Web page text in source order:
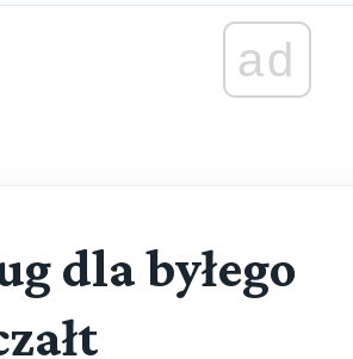
ad
dla byłego